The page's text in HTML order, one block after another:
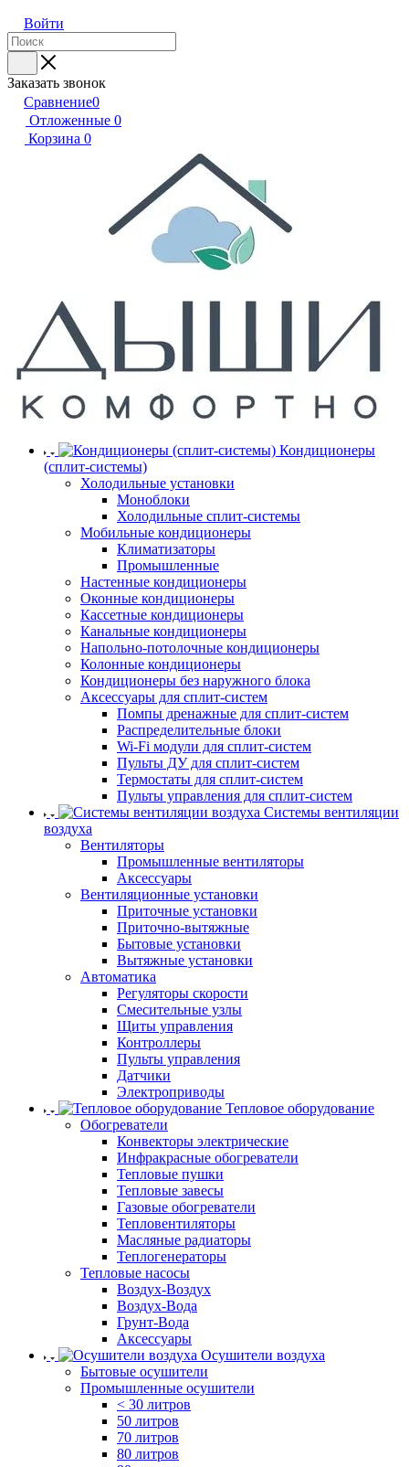
Войти
Заказать звонок
Сравнение0
Отложенные 0
Корзина 0
Кондиционеры
(сплит-системы)
Холодильные установки
Моноблоки
Холодильные сплит-системы
Мобильные кондиционеры
Климатизаторы
Промышленные
Настенные кондиционеры
Оконные кондиционеры
Кассетные кондиционеры
Канальные кондиционеры
Напольно-потолочные кондиционеры
Колонные кондиционеры
Кондиционеры без наружного блока
Аксессуары для сплит-систем
Помпы дренажные для сплит-систем
Распределительные блоки
Wi-Fi модули для сплит-систем
Пульты ДУ для сплит-систем
Термостаты для сплит-систем
Пульты управления для сплит-систем
Системы вентиляции
воздуха
Вентиляторы
Промышленные вентиляторы
Аксессуары
Вентиляционные установки
Приточные установки
Приточно-вытяжные
Бытовые установки
Вытяжные установки
Автоматика
Регуляторы скорости
Смесительные узлы
Щиты управления
Контроллеры
Пульты управления
Датчики
Электроприводы
Тепловое оборудование
Обогреватели
Конвекторы электрические
Инфракрасные обогреватели
Тепловые пушки
Тепловые завесы
Газовые обогреватели
Тепловентиляторы
Масляные радиаторы
Теплогенераторы
Тепловые насосы
Воздух-Воздух
Воздух-Вода
Грунт-Вода
Аксессуары
Осушители воздуха
Бытовые осушители
Промышленные осушители
< 30 литров
50 литров
70 литров
80 литров